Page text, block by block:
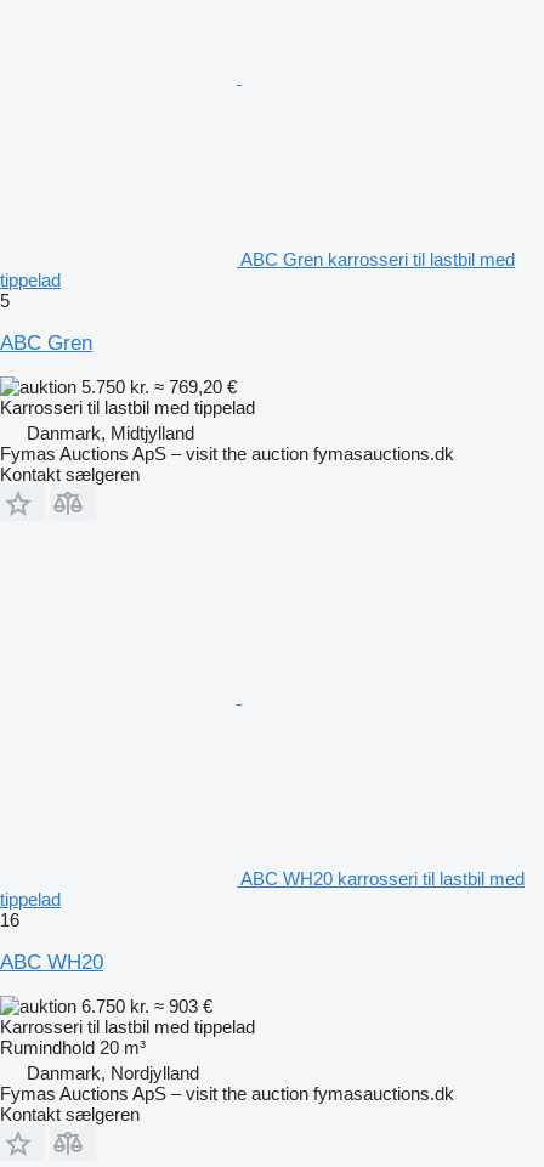
ABC Gren karrosseri til lastbil med
tippelad
5
ABC Gren
5.750 kr. ≈ 769,20 €
Karrosseri til lastbil med tippelad
Danmark, Midtjylland
Fymas Auctions ApS – visit the auction fymasauctions.dk
Kontakt sælgeren
ABC WH20 karrosseri til lastbil med
tippelad
16
ABC WH20
6.750 kr. ≈ 903 €
Karrosseri til lastbil med tippelad
Rumindhold 20 m³
Danmark, Nordjylland
Fymas Auctions ApS – visit the auction fymasauctions.dk
Kontakt sælgeren